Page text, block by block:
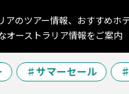
アのツアー情報、おすすめホ
オーストラリア情報をご案内
サマーセール